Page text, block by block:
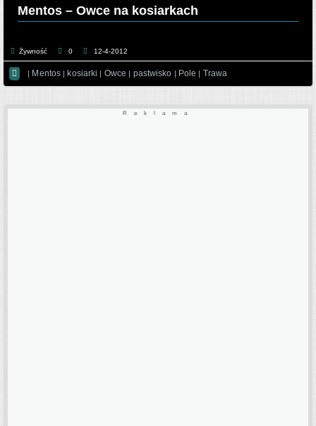
Mentos – Owce na kosiarkach
Żywność 0 12-4-2012
 | Mentos | kosiarki | Owce | pastwisko | Pole | Trawa
Reklama